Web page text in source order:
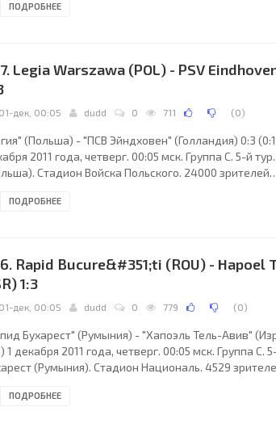
Амельченко, Мануэл да Кошта, Ян Дюрица,
86). Главный тренер -
ПОДРОБНЕЕ
Legia Warszawa (POL) - PSV
01-дек, 00:05 dudd 0 711 (0)
(Польша) - "ПСВ Эйндховен" (Голландия) 0:3
2011 года, четверг. 00:05 мск. Группа C. 5-й
Стадион Войска Польского. 24000 зрителей
"Легия": Душан Куцяк, Артур Еджейчик, Михал
(Войцех Скаба, 57). Главный
ПОДРОБНЕЕ
Rapid Bucure&#351;ti (ROU) - Hapoel
1:3
01-дек, 00:05 dudd 0 779 (0)
Бухарест" (Румыния) - "Хапоэль Тель-Авив"
1 декабря 2011 года, четверг. 00:05 мск. Группа C.
(Румыния). Стадион Националь. 4529
"Рапид Бухарест": Дануц Коман, Маркос
ПОДРОБНЕЕ